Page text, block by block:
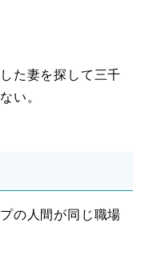
た妻を探して三千
い。
の人間が同じ職場